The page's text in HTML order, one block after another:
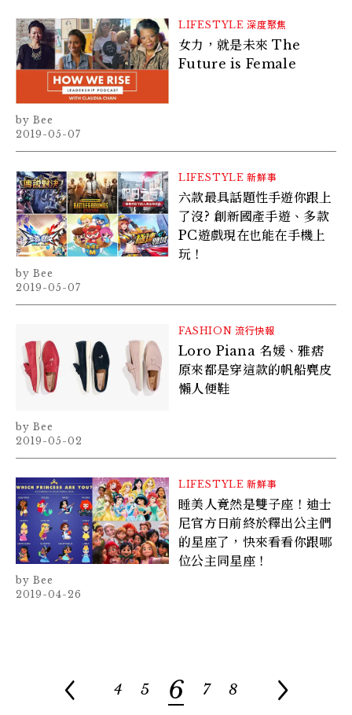
LIFESTYLE 深度聚焦
女力，就是未來 The
Future is Female
Bee
2019-05-07
LIFESTYLE 新鮮事
六款最具話題性手遊你跟上
了沒? 創新國產手遊、多款
PC遊戲現在也能在手機上
玩！
Bee
2019-05-07
FASHION 流行快報
Loro Piana 名媛、雅痞
原來都是穿這款的帆船麂皮
懶人便鞋
Bee
2019-05-02
LIFESTYLE 新鮮事
睡美人竟然是雙子座！迪士
尼官方日前終於釋出公主們
的星座了，快來看看你跟哪
位公主同星座！
Bee
2019-04-26
4 5 6 7 8